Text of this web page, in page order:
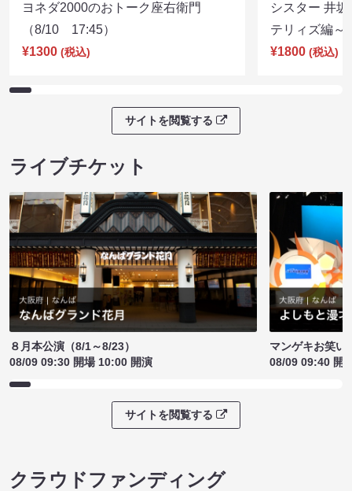
ヨネダ2000のおトーク座右衛門
（8/10 17:45）
¥1300 (税込)
シスター 井
テリィズ編
¥1800 (税込)
サイトを閲覧する
ライブチケット
８月本公演（8/1～8/23）
08/09 09:30 開場 10:00 開演
マンゲキお笑い
08/09 09:40 開
サイトを閲覧する
クラウドファンディング